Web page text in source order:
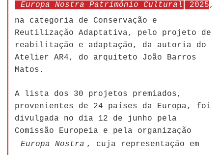
Europa Nostra Património Cultural
2025,
na categoria de Conservação e
Reutilização Adaptativa, pelo projeto de
reabilitação e adaptação, da autoria do
Atelier AR4, do arquiteto João Barros
Matos.
A lista dos 30 projetos premiados,
provenientes de 24 países da Europa, foi
divulgada no dia 12 de junho pela
Comissão Europeia e pela organização
Europa Nostra , cuja representação em